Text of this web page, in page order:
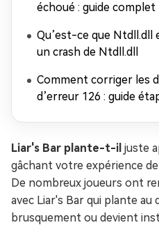
échoué : guide
Qu’est-ce que
un crash de Ntdll.dll
Comment corriger les
d’erreur 126 : guide
Liar's Bar plante-t-il juste
gâchant votre expérience
De nombreux joueurs ont
avec Liar's Bar qui plante au
brusquement ou devient